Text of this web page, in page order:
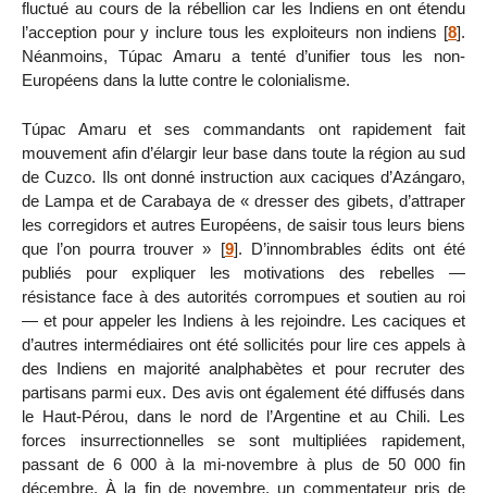
fluctué au cours de la rébellion car les Indiens en ont étendu
l’acception pour y inclure tous les exploiteurs non indiens [8].
Néanmoins, Túpac Amaru a tenté d’unifier tous les non-
Européens dans la lutte contre le colonialisme.
Túpac Amaru et ses commandants ont rapidement fait
mouvement afin d’élargir leur base dans toute la région au sud
de Cuzco. Ils ont donné instruction aux caciques d’Azángaro,
de Lampa et de Carabaya de « dresser des gibets, d’attraper
les corregidors et autres Européens, de saisir tous leurs biens
que l’on pourra trouver » [9]. D’innombrables édits ont été
publiés pour expliquer les motivations des rebelles —
résistance face à des autorités corrompues et soutien au roi
— et pour appeler les Indiens à les rejoindre. Les caciques et
d’autres intermédiaires ont été sollicités pour lire ces appels à
des Indiens en majorité analphabètes et pour recruter des
partisans parmi eux. Des avis ont également été diffusés dans
le Haut-Pérou, dans le nord de l’Argentine et au Chili. Les
forces insurrectionnelles se sont multipliées rapidement,
passant de 6 000 à la mi-novembre à plus de 50 000 fin
décembre. À la fin de novembre, un commentateur pris de